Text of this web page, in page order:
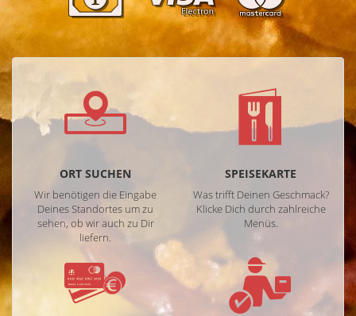
ORT SUCHEN
Wir benötigen die Eingabe
Deines Standortes um zu
sehen, ob wir auch zu Dir
liefern.
SPEISEKARTE
Was trifft Deinen Geschmack?
Klicke Dich durch zahlreiche
Menüs.